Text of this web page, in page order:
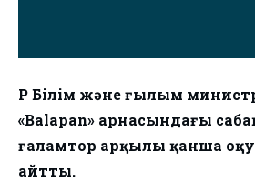
ҚР Білім және ғылым
«Balapan» арнасындағы
ғаламтор арқылы қанша
айтты.